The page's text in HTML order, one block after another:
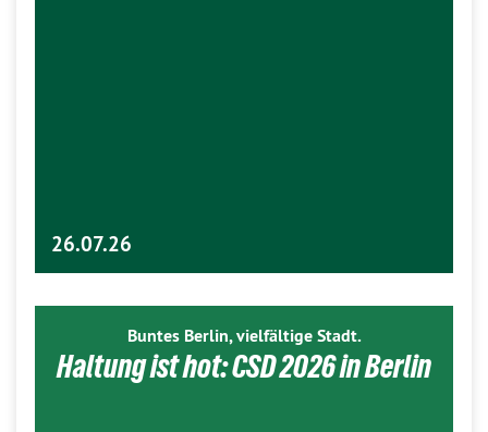
26.07.26
Buntes Berlin, vielfältige Stadt.
Haltung ist hot: CSD 2026 in Berlin